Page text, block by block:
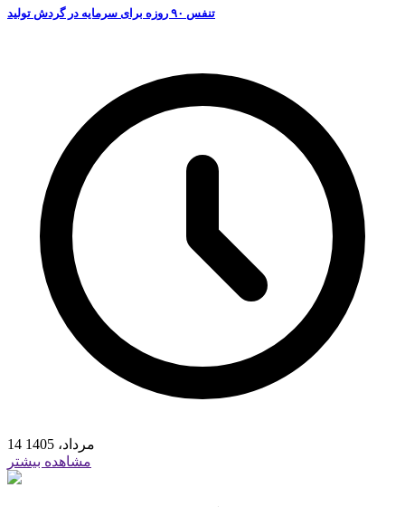
تنفس ۹۰ روزه برای سرمایه در گردش تولید
14 مرداد، 1405
مشاهده بیشتر